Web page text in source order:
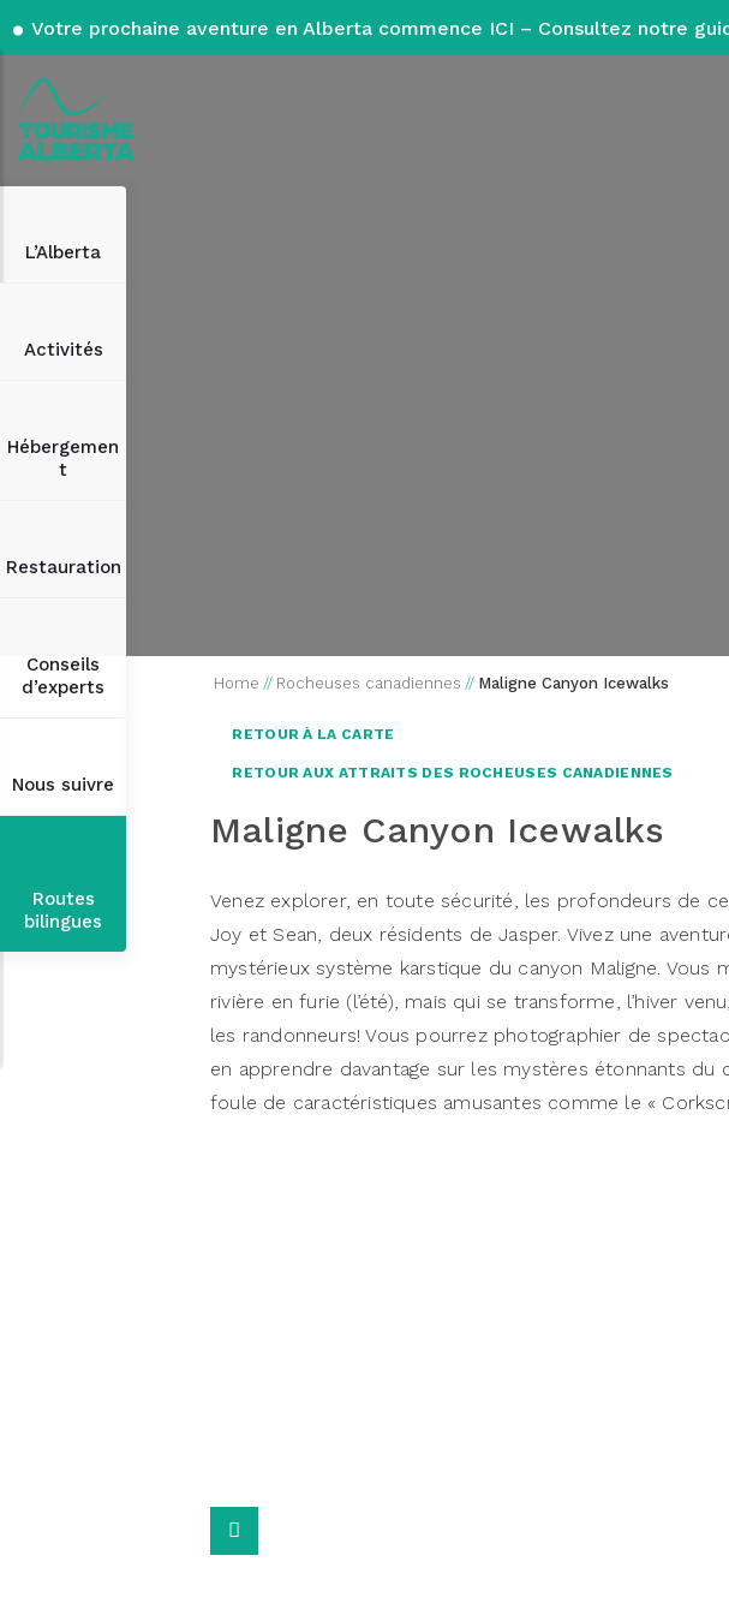
Votre prochaine aventure en Alberta commence ICI – Consultez notre
L’Alberta
Activités
Hébergemen
t
Restauration
Conseils
d’experts
Nous suivre
Routes
bilingues
Home // Rocheuses canadiennes // Maligne Canyon Icewalks
RETOUR À LA CARTE
RETOUR AUX ATTRAITS DES ROCHEUSES CANADIENNES
Maligne Canyon Icewalks
Venez explorer, en toute sécurité, les profondeurs de
Joy et Sean, deux résidents de Jasper. Vivez une
mystérieux système karstique du canyon Maligne. Vous
rivière en furie (l’été), mais qui se transforme, l’hiver
les randonneurs! Vous pourrez photographier de
en apprendre davantage sur les mystères étonnants du
foule de caractéristiques amusantes comme le «